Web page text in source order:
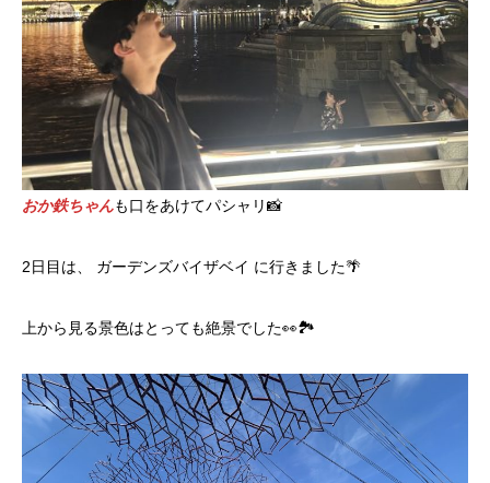
おか鉄ちゃんも口をあけてパシャリ📸
2日目は、 ガーデンズバイザベイ に行きました🌴
上から見る景色はとっても絶景でした👀🏞️